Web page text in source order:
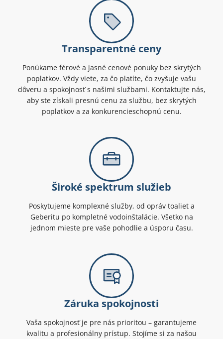
Transparentné ceny
Ponúkame férové a jasné cenové ponuky bez skrytých
poplatkov. Vždy viete, za čo platíte, čo zvyšuje vašu
dôveru a spokojnosť s našimi službami. Kontaktujte nás,
aby ste získali presnú cenu za službu, bez skrytých
poplatkov a za konkurencieschopnú cenu.
Široké spektrum služieb
Poskytujeme komplexné služby, od opráv toaliet a
Geberitu po kompletné vodoinštalácie. Všetko na
jednom mieste pre vaše pohodlie a úsporu času.
Záruka spokojnosti
Vaša spokojnosť je pre nás prioritou – garantujeme
kvalitu a profesionálny prístup. Stojíme si za našou